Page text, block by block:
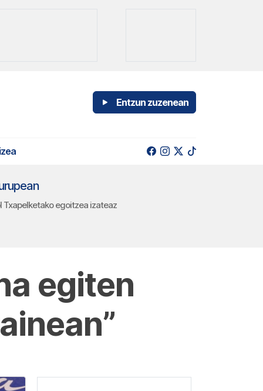
Entzun zuzenean
Txapelketako egoitzea izateaz
egiten